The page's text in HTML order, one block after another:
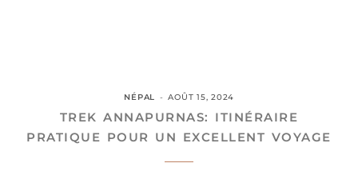
NÉPAL AOÛT 15, 2024
TREK ANNAPURNAS: ITINÉRAIRE
PRATIQUE POUR UN EXCELLENT VOYAGE